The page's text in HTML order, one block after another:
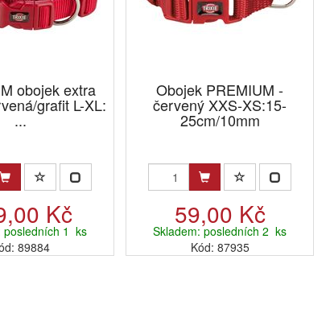
obojek extra
grafit L-XL:
...
Kč
posledních 1 ks
89884
Obojek PREMIUM -
červený XXS-XS:15-
25cm/10mm
59,00 Kč
Skladem: posledních 2 ks
Kód: 87935